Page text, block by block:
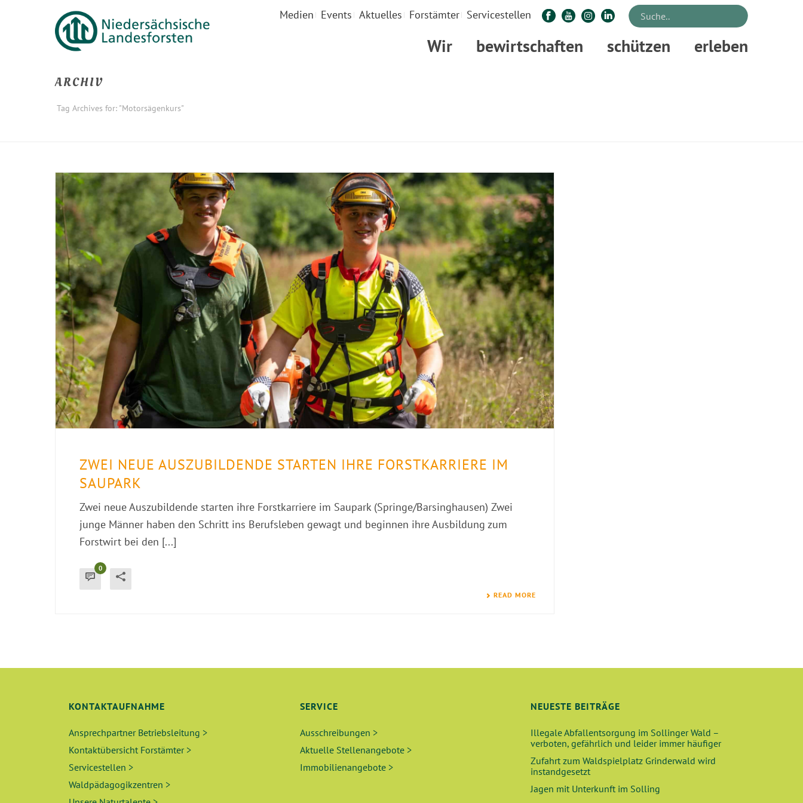
Medien Events Aktuelles Forstämter Servicestellen
Wir bewirtschaften schützen erleben
ARCHIV
Tag Archives for: "Motorsägenkurs"
ZWEI NEUE AUSZUBILDENDE STARTEN IHRE FORSTKARRIERE IM
SAUPARK
Zwei neue Auszubildende starten ihre Forstkarriere im Saupark (Springe/Barsinghausen) Zwei
junge Männer haben den Schritt ins Berufsleben gewagt und beginnen ihre Ausbildung zum
Forstwirt bei den [...]
0
READ MORE
KONTAKTAUFNAHME
Ansprechpartner Betriebsleitung >
Kontaktübersicht Forstämter >
Servicestellen >
Waldpädagogikzentren >
SERVICE
Ausschreibungen >
Aktuelle Stellenangebote >
Immobilienangebote >
NEUESTE BEITRÄGE
Illegale Abfallentsorgung im Sollinger Wald –
verboten, gefährlich und leider immer häufiger
Zufahrt zum Waldspielplatz Grinderwald wird
instandgesetzt
Jagen mit Unterkunft im Solling